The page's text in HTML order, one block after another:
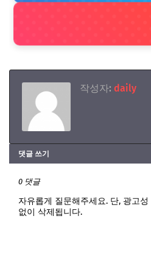
작성자: daily
댓글 쓰기
0 댓글
자유롭게 질문해주세요. 단, 광고
없이 삭제됩니다.